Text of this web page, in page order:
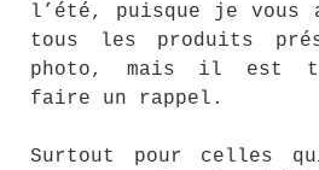
l’été, puisque je vous
tous les produits
photo, mais il est
faire un rappel.
Surtout pour celles